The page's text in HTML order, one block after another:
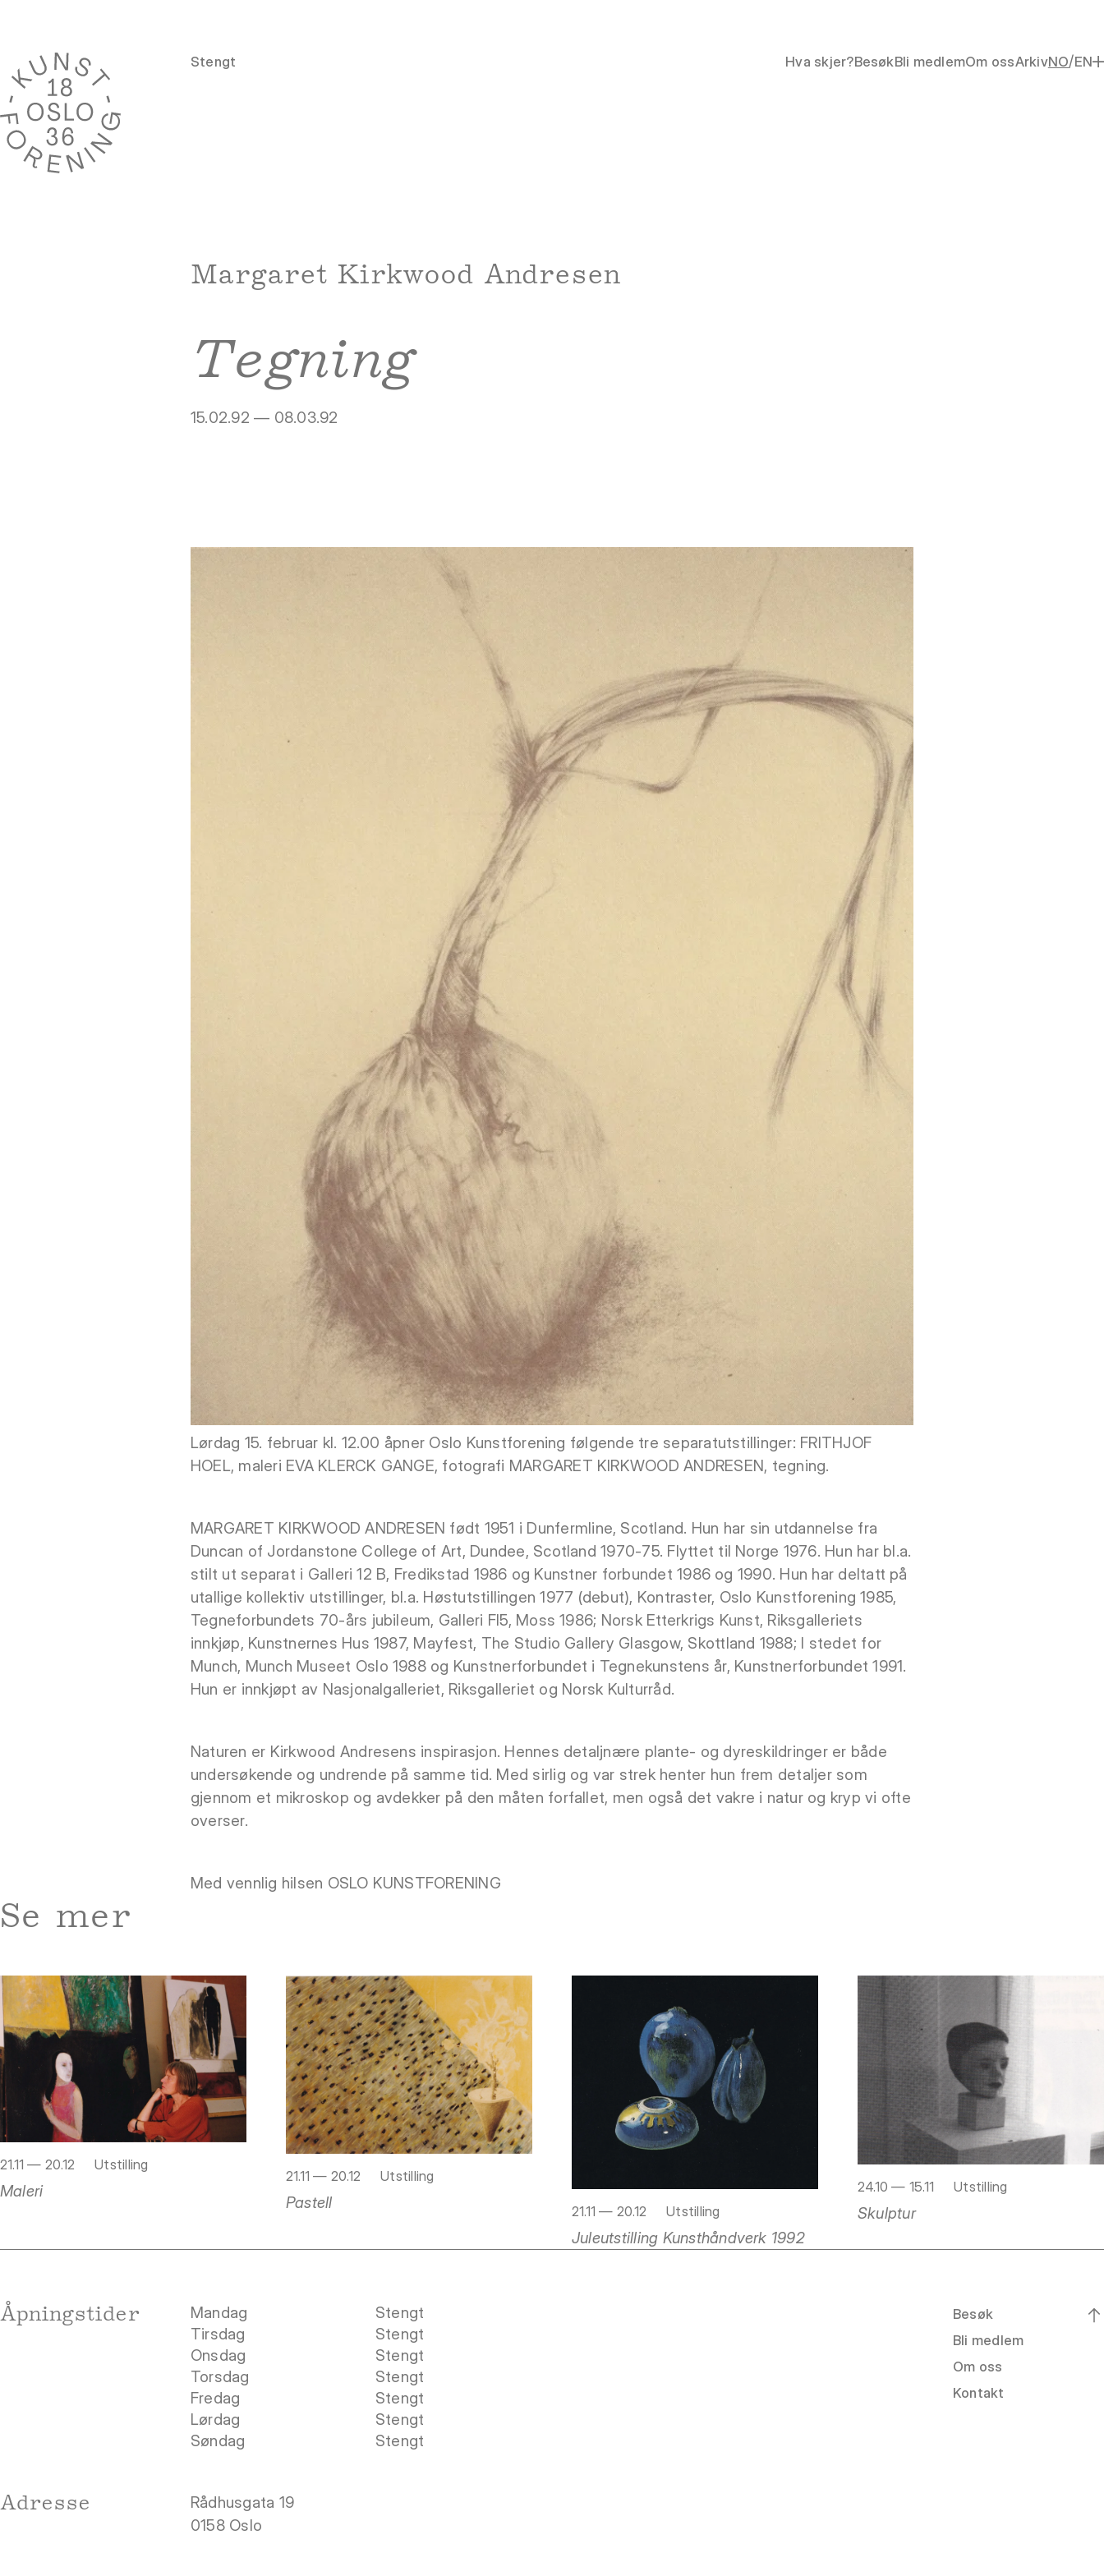
Stengt Hva skjer?BesøkBli medlemOm ossArkivNO/EN
Margaret Kirkwood Andresen
Tegning
15.02.92 — 08.03.92
Lørdag 15. februar kl. 12.00 åpner Oslo Kunstforening følgende tre separatutstillinger: FRITHJOF
HOEL, maleri EVA KLERCK GANGE, fotografi MARGARET KIRKWOOD ANDRESEN, tegning.
MARGARET KIRKWOOD ANDRESEN født 1951 i Dunfermline, Scotland. Hun har sin utdannelse fra
Duncan of Jordanstone College of Art, Dundee, Scotland 1970-75. Flyttet til Norge 1976. Hun har bl.a.
stilt ut separat i Galleri 12 B, Fredikstad 1986 og Kunstner forbundet 1986 og 1990. Hun har deltatt på
utallige kollektiv utstillinger, bl.a. Høstutstillingen 1977 (debut), Kontraster, Oslo Kunstforening 1985,
Tegneforbundets 70-års jubileum, Galleri Fl5, Moss 1986; Norsk Etterkrigs Kunst, Riksgalleriets
innkjøp, Kunstnernes Hus 1987, Mayfest, The Studio Gallery Glasgow, Skottland 1988; I stedet for
Munch, Munch Museet Oslo 1988 og Kunstnerforbundet i Tegnekunstens år, Kunstnerforbundet 1991.
Hun er innkjøpt av Nasjonalgalleriet, Riksgalleriet og Norsk Kulturråd.
Naturen er Kirkwood Andresens inspirasjon. Hennes detaljnære plante- og dyreskildringer er både
undersøkende og undrende på samme tid. Med sirlig og var strek henter hun frem detaljer som
gjennom et mikroskop og avdekker på den måten forfallet, men også det vakre i natur og kryp vi ofte
overser.
Med vennlig hilsen OSLO KUNSTFORENING
Se mer
21.11 — 20.12 Utstilling
Maleri
21.11 — 20.12 Utstilling
Pastell 21.11 — 20.12 Utstilling
Juleutstilling Kunsthåndverk 1992
24.10 — 15.11 Utstilling
Skulptur
Åpningstider Mandag
Stengt
Tirsdag
Stengt
Onsdag
Stengt
Torsdag
Stengt
Fredag
Stengt
Lørdag
Stengt
Søndag
Stengt
Adresse
Rådhusgata 19
0158 Oslo
Besøk
Bli medlem
Om oss
Kontakt